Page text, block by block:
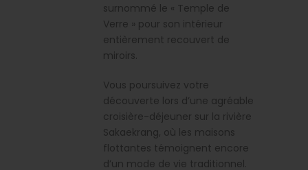
surnommé le « Temple de
Verre » pour son intérieur
entièrement recouvert de
miroirs.
Vous poursuivez votre
découverte lors d’une agréable
croisière-déjeuner sur la rivière
Sakaekrang, où les maisons
flottantes témoignent encore
d’un mode de vie traditionnel.